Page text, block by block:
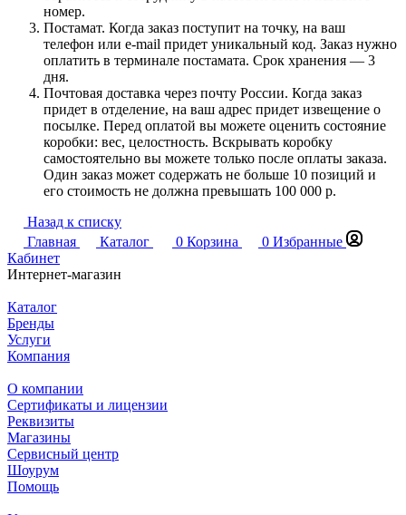
номер.
Постамат. Когда заказ поступит на точку, на ваш
телефон или e-mail придет уникальный код. Заказ нужно
оплатить в терминале постамата. Срок хранения — 3
дня.
Почтовая доставка через почту России. Когда заказ
придет в отделение, на ваш адрес придет извещение о
посылке. Перед оплатой вы можете оценить состояние
коробки: вес, целостность. Вскрывать коробку
самостоятельно вы можете только после оплаты заказа.
Один заказ может содержать не больше 10 позиций и
его стоимость не должна превышать 100 000 р.
Назад к списку
Главная
Каталог 0 Корзина 0 Избранные
Кабинет
Интернет-магазин
Каталог
Бренды
Услуги
Компания
О компании
Сертификаты и лицензии
Реквизиты
Магазины
Сервисный центр
Шоурум
Помощь